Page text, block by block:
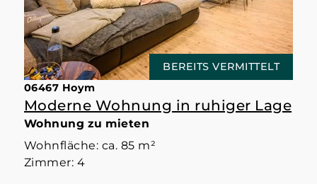
BEREITS VERMITTELT
06467 Hoym
Moderne Wohnung in ruhiger Lage
Wohnung zu mieten
Wohnfläche: ca. 85 m²
Zimmer: 4